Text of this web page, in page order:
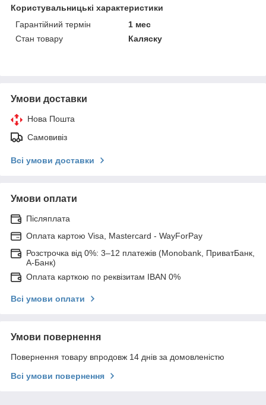
Користувальницькі характеристики
Гарантійний термін
1 мес
Стан товару
Каляску
Умови доставки
Нова Пошта
Самовивіз
Всі умови доставки
Умови оплати
Післяплата
Оплата картою Visa, Mastercard - WayForPay
Розстрочка від 0%: 3–12 платежів (Monobank, ПриватБанк,
А-Банк)
Оплата карткою по реквізитам IBAN 0%
Всі умови оплати
Умови повернення
Повернення товару впродовж 14 днів за домовленістю
Всі умови повернення